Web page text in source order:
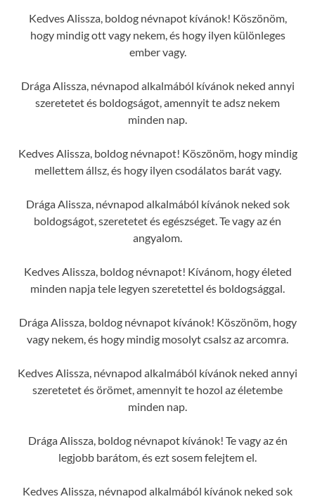
Kedves Alissza, boldog névnapot kívánok! Köszönöm,
hogy mindig ott vagy nekem, és hogy ilyen különleges
ember vagy.
Drága Alissza, névnapod alkalmából kívánok neked annyi
szeretetet és boldogságot, amennyit te adsz nekem
minden nap.
Kedves Alissza, boldog névnapot! Köszönöm, hogy mindig
mellettem állsz, és hogy ilyen csodálatos barát vagy.
Drága Alissza, névnapod alkalmából kívánok neked sok
boldogságot, szeretetet és egészséget. Te vagy az én
angyalom.
Kedves Alissza, boldog névnapot! Kívánom, hogy életed
minden napja tele legyen szeretettel és boldogsággal.
Drága Alissza, boldog névnapot kívánok! Köszönöm, hogy
vagy nekem, és hogy mindig mosolyt csalsz az arcomra.
Kedves Alissza, névnapod alkalmából kívánok neked annyi
szeretetet és örömet, amennyit te hozol az életembe
minden nap.
Drága Alissza, boldog névnapot kívánok! Te vagy az én
legjobb barátom, és ezt sosem felejtem el.
Kedves Alissza, névnapod alkalmából kívánok neked sok